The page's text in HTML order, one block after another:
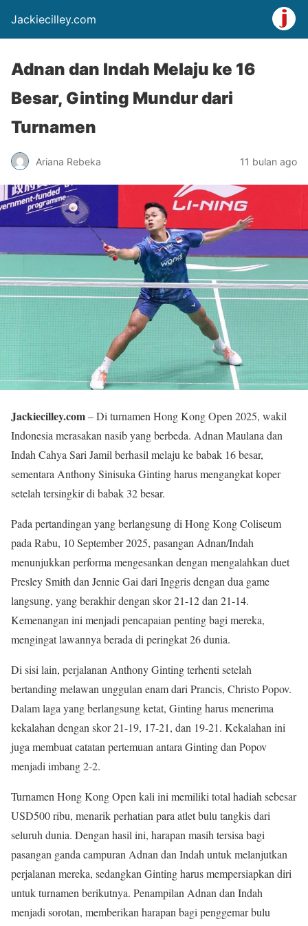
Jackiecilley.com
Adnan dan Indah Melaju ke 16
Besar, Ginting Mundur dari
Turnamen
Ariana Rebeka 11 bulan ago
Jackiecilley.com– Di turnamen Hong Kong Open 2025, wakil
Indonesia merasakan nasib yang berbeda. Adnan Maulana dan
Indah Cahya Sari Jamil berhasil melaju ke babak 16 besar,
sementara Anthony Sinisuka Ginting harus mengangkat koper
setelah tersingkir di babak 32 besar.
Pada pertandingan yang berlangsung di Hong Kong Coliseum
pada Rabu, 10 September 2025, pasangan Adnan/Indah
menunjukkan performa mengesankan dengan mengalahkan duet
Presley Smith dan Jennie Gai dari Inggris dengan dua game
langsung, yang berakhir dengan skor 21-12 dan 21-14.
Kemenangan ini menjadi pencapaian penting bagi mereka,
mengingat lawannya berada di peringkat 26 dunia.
Di sisi lain, perjalanan Anthony Ginting terhenti setelah
bertanding melawan unggulan enam dari Prancis, Christo Popov.
Dalam laga yang berlangsung ketat, Ginting harus menerima
kekalahan dengan skor 21-19, 17-21, dan 19-21. Kekalahan ini
juga membuat catatan pertemuan antara Ginting dan Popov
menjadi imbang 2-2.
Turnamen Hong Kong Open kali ini memiliki total hadiah sebesar
USD500 ribu, menarik perhatian para atlet bulu tangkis dari
seluruh dunia. Dengan hasil ini, harapan masih tersisa bagi
pasangan ganda campuran Adnan dan Indah untuk melanjutkan
perjalanan mereka, sedangkan Ginting harus mempersiapkan diri
untuk turnamen berikutnya. Penampilan Adnan dan Indah
menjadi sorotan, memberikan harapan bagi penggemar bulu